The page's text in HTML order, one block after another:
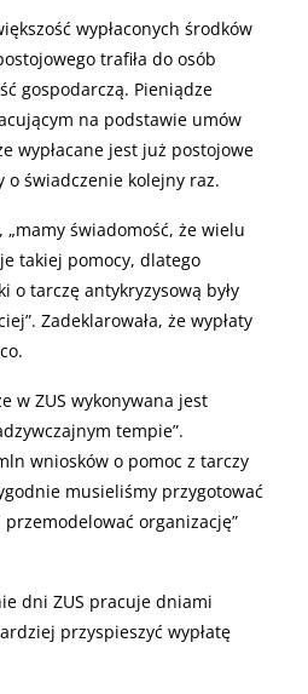
wypłaconych środków
trafiła do osób
gospodarczą. Pieniądze
na podstawie umów
wypłacane jest już postojowe
o świadczenie kolejny raz.
„mamy świadomość, że wielu
takiej pomocy, dlatego
o tarczę antykryzysową były
Zadeklarowała, że wypłaty
w ZUS wykonywana jest
tempie”.
wniosków o pomoc z tarczy
musieliśmy przygotować
organizację”
dni ZUS pracuje dniami
przyspieszyć wypłatę